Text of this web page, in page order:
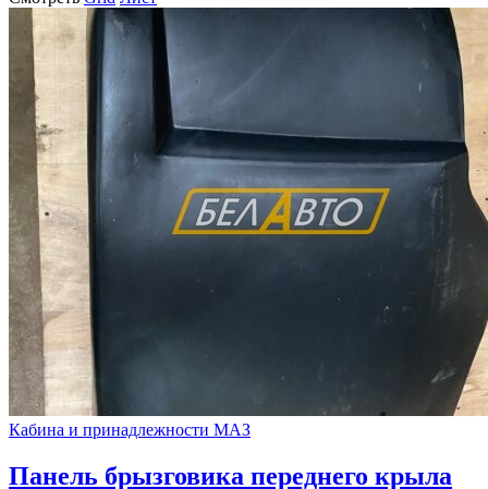
Кабина и принадлежности МАЗ
Панель брызговика переднего крыла